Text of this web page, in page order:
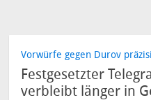
Vorwürfe gegen Durov
Festgesetzter
verbleibt länger in